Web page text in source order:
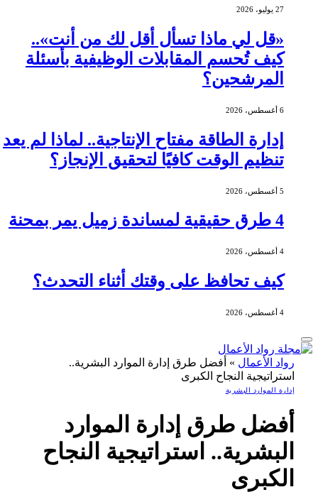
27 يوليو، 2026
«قل لي ماذا تسأل أقل لك من أنت»..
كيف تُحسم المقابلات الوظيفية بأسئلة
المرشحين؟
6 أغسطس، 2026
إدارة الطاقة مفتاح الإنتاجية.. لماذا لم يعد
تنظيم الوقت كافيًا لتحقيق الإنجاز؟
5 أغسطس، 2026
4 طرق حقيقية لمساندة زميل يمر بمحنة
4 أغسطس، 2026
كيف تحافظ على وقتك أثناء التحدث؟
4 أغسطس، 2026
رواد الأعمال» أفضل طرق إدارة الموارد البشرية..
استراتيجية النجاح الكبرى
إدارة الموارد البشرية
أفضل طرق إدارة الموارد
البشرية.. استراتيجية النجاح
الكبرى